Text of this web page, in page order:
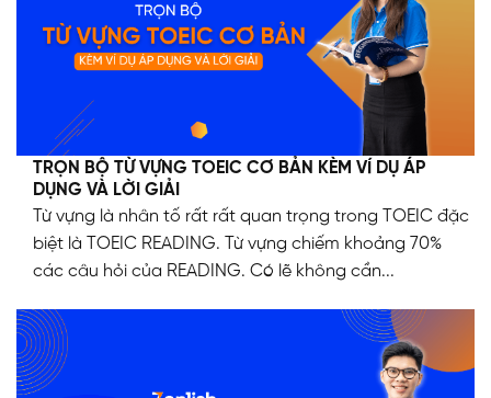
TRỌN BỘ TỪ VỰNG TOEIC CƠ BẢN KÈM VÍ DỤ ÁP
DỤNG VÀ LỜI GIẢI
Từ vựng là nhân tố rất rất quan trọng trong TOEIC đặc
biệt là TOEIC READING. Từ vựng chiếm khoảng 70%
các câu hỏi của READING. Có lẽ không cần...